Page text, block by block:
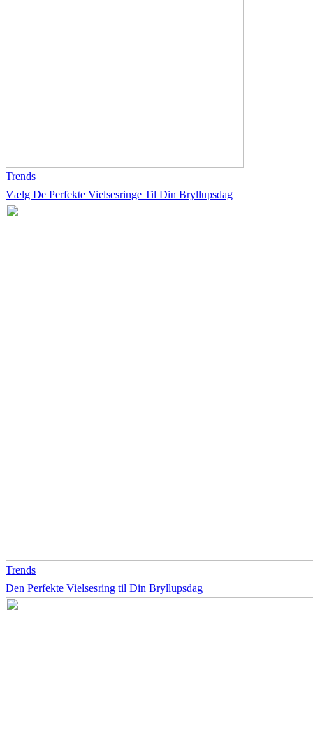
Trends
Vælg De Perfekte Vielsesringe Til Din Bryllupsdag
Trends
Den Perfekte Vielsesring til Din Bryllupsdag